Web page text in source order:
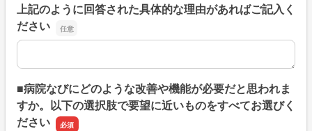
上記のように回答された具体的な理由があればご記入く
ださい
上記のように回答された具体的な理由があればご記入くだ
■病院なびにどのような改善や機能が必要だと思われま
すか。以下の選択肢で要望に近いものをすべてお選びく
ださい